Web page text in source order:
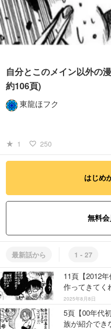
自分とこのメイン以外の
約106頁)
東龍ほフク
star_rate 1 favorite_border 250
はじめ
無料
最新話から 1 - 27
11頁【2012
作ってきてく
しい彼女
2025年8月8日
5頁【00年代
族が紹介でき